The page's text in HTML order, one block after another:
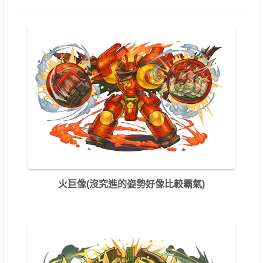
火巨像(沒究進的姿勢好像比較霸氣)